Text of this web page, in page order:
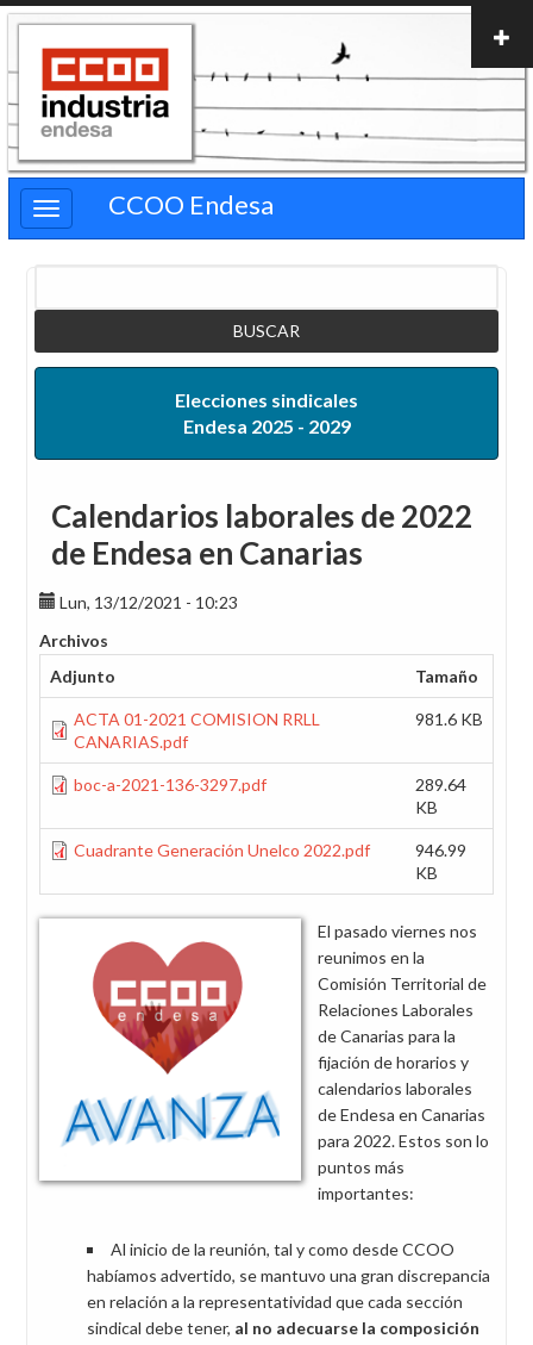
Pasar
contenido
principal
CCOO Endesa
Elecciones sindicales
Endesa 2025 - 2029
Calendarios laborales de 2022
de Endesa en Canarias
Lun, 13/12/2021 - 10:23
Archivos
Adjunto
Tamaño
ACTA 01-2021 COMISION RRLL
CANARIAS.pdf
981.6 KB
boc-a-2021-136-3297.pdf
289.64
KB
Cuadrante Generación Unelco 2022.pdf
946.99
KB
El pasado viernes nos
reunimos en la
Comisión Territorial de
Relaciones Laborales
de Canarias para la
fijación de horarios y
calendarios laborales
de Endesa en Canarias
para 2022. Estos son lo
puntos más
importantes:
Al inicio de la reunión, tal y como desde CCOO
habíamos advertido, se mantuvo una gran discrepancia
en relación a la representatividad que cada sección
sindical debe tener, al no adecuarse la composición